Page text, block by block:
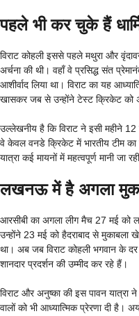
पहले भी कर चुके हैं
विराट कोहली इससे पहले मथुरा और
अर्चना की थी। वहाँ वे प्रसिद्ध संत
आशीर्वाद लिया था। विराट का यह
खासकर जब से उन्होंने टेस्ट क्रिकेट को
उल्लेखनीय है कि विराट ने इसी महीने
वे केवल वनडे क्रिकेट में भारतीय टीम
यात्रा कई मायनों में महत्वपूर्ण मानी जा
लखनऊ में है अगला
आरसीबी का अगला लीग मैच 27 मई
उन्होंने 23 मई को हैदराबाद से मुकाबला
था। अब जब विराट कोहली भगवान के
शानदार प्रदर्शन की उम्मीद कर रहे हैं।
विराट और अनुष्का की इस पावन
वालों को भी आध्यात्मिक प्रेरणा दी है।